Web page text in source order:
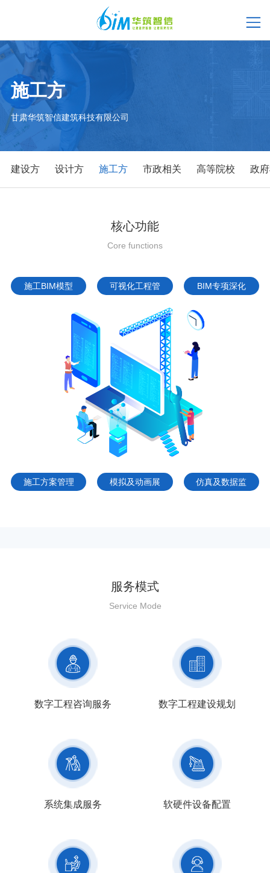
施工方
甘肃华筑智信建筑科技有限公司
建设方 设计方 施工方 市政相关 高等院校 政
核心功能
Core functions
施工BIM模型
可视化工程管
BIM专项深化
施工方案管理
模拟及动画展
仿真及数据监
服务模式
Service Mode
数字工程咨询服务 数字工程建设规划
系统集成服务 软硬件设备配置